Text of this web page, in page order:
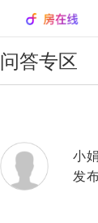
问答专区
小
发